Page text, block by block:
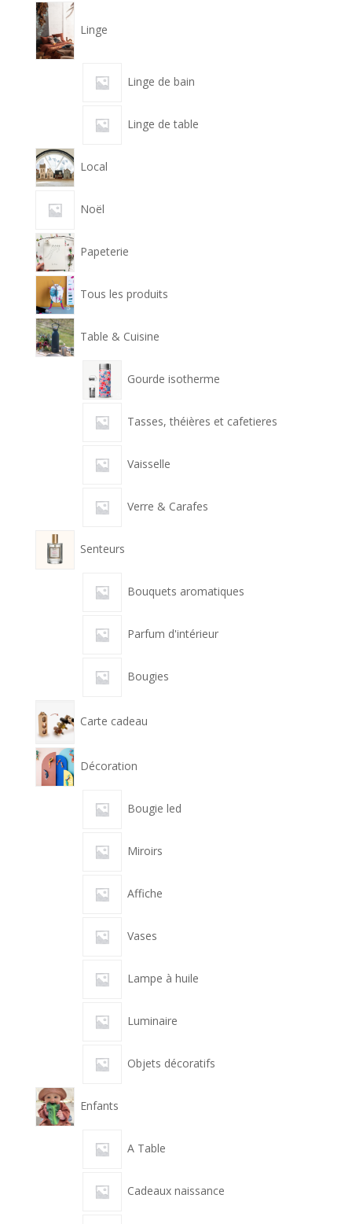
Linge
Linge de bain
Linge de table
Local
Noël
Papeterie
Tous les produits
Table & Cuisine
Gourde isotherme
Tasses, théières et cafetieres
Vaisselle
Verre & Carafes
Senteurs
Bouquets aromatiques
Parfum d'intérieur
Bougies
Carte cadeau
Décoration
Bougie led
Miroirs
Affiche
Vases
Lampe à huile
Luminaire
Objets décoratifs
Enfants
A Table
Cadeaux naissance